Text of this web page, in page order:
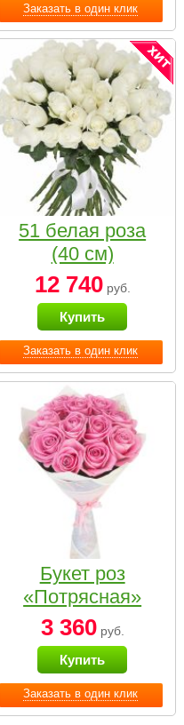
Заказать в один клик
Заказать в один клик
51 белая роза
(40 см)
12 740руб.
Купить
Заказать в один клик
Букет роз
«Потрясная»
3 360руб.
Купить